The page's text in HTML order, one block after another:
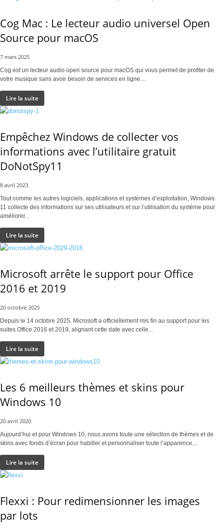
Cog Mac : Le lecteur audio universel Open
Source pour macOS
7 mars 2025
Cog est un lecteur audio open source pour macOS qui vous permet de profiter de
votre musique sans avoir besoin de services en ligne....
Lire la suite
Empêchez Windows de collecter vos
informations avec l’utilitaire gratuit
DoNotSpy11
8 avril 2023
Tout comme les autres logiciels, applications et systèmes d’exploitation, Windows
11 collecte des informations sur ses utilisateurs et sur l’utilisation du système pour
améliorer...
Lire la suite
Microsoft arrête le support pour Office
2016 et 2019
20 octobre 2025
Depuis le 14 octobre 2025, Microsoft a officiellement mis fin au support pour les
suites Office 2016 et 2019, alignant cette date avec celle...
Lire la suite
Les 6 meilleurs thèmes et skins pour
Windows 10
20 avril 2020
Aujourd’hui et pour Windows 10, nous avons toute une sélection de thèmes et de
skins avec fonds d’écran pour habiller et personnaliser toute l’apparence...
Lire la suite
Flexxi : Pour redimensionner les images
par lots